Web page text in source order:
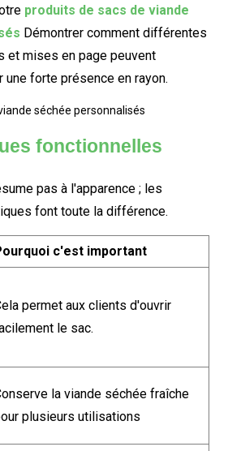
produits de sacs de viande
Démontrer comment différentes
et mises en page peuvent
forte présence en rayon.
fonctionnelles
pas à l'apparence ; les
font toute la différence.
c'est important
permet aux clients d'ouvrir
le sac.
la viande séchée fraîche
plusieurs utilisations